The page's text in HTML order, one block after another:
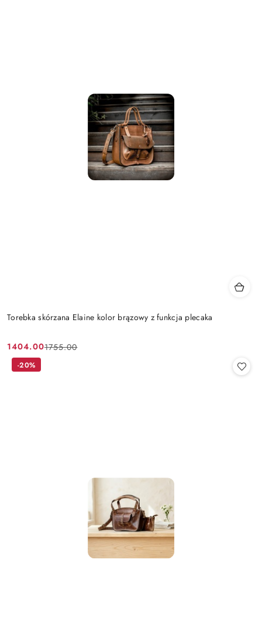
Torebka skórzana Elaine kolor brązowy z funkcja plecaka
Cena
promocyjna:
1404.00
Cena
przed
1755.00
-20%